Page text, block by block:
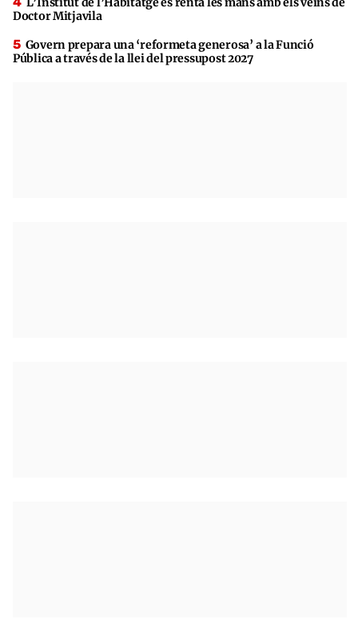
Doctor Mitjavila
Govern prepara una ‘reformeta generosa’ a la Funció
Pública a través de la llei del pressupost 2027